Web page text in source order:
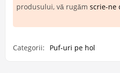
produsului, vă rugăm scrie-ne
Categorii: Puf-uri pe hol